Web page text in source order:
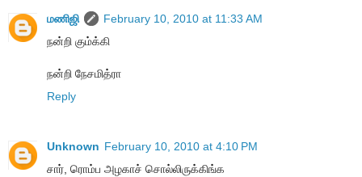
மணிஜி
February 10, 2010 at 11:33 AM
நன்றி கும்க்கி
நன்றி நேசமித்ரா
Reply
Unknown February 10, 2010 at 4:10 PM
சார், ரொம்ப அழகாச் சொல்லிருக்கிங்க